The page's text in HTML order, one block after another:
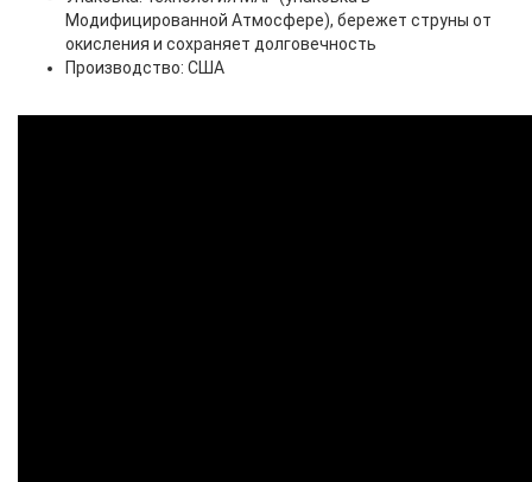
Модифицированной Атмосфере), бережет струны от
окисления и сохраняет долговечность
Производство: США